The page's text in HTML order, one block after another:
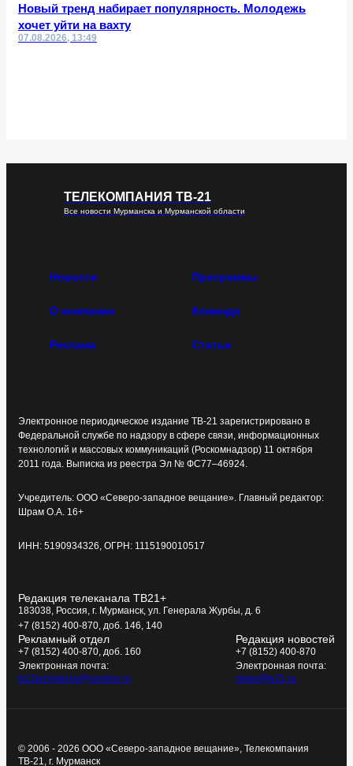
Новый тренд набирает популярность. Молодежь
хочет уйти на вахту
07.08.2026, 13:49
ТЕЛЕКОМПАНИЯ ТВ-21
Все новости Мурманска и Мурманской области
Новости Программы
О компании Команда
Реклама Статьи
Электронное периодическое издание ТВ-21 зарегистрировано в
Федеральной службе по надзору в сфере связи, информационных
технологий и массовых коммуникаций (Роскомнадзор) 11 октября
2011 года. Выписка из реестра Эл № ФС77–46924.
Учредитель: ООО «Северо-западное вещание». Главный редактор:
Шрам О.А. 16+
ИНН: 5190934326, ОГРН: 1115190010517
Редакция телеканала ТВ21+
183038, Россия, г. Мурманск, ул. Генерала Журбы, д. 6
+7 (8152) 400-870, доб. 146, 140
Рекламный отдел
+7 (8152) 400-870, доб. 160
Электронная почта:
tv21kompania@yandex.ru
Редакция новостей
+7 (8152) 400-870
Электронная почта:
news@tv21.ru
© 2006 - 2026 ООО «Северо-западное вещание», Телекомпания
ТВ-21, г. Мурманск